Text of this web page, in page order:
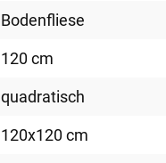
Bodenfliese
120 cm
quadratisch
120x120 cm